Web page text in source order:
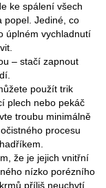
ke spálení všech
popel. Jediné, co
úplném vychladnutí
– stačí zapnout
použít trik
plech nebo pekáč
troubu minimálně
procesu
že je jejich vnitřní
nízko porézního
příliš neuchytí